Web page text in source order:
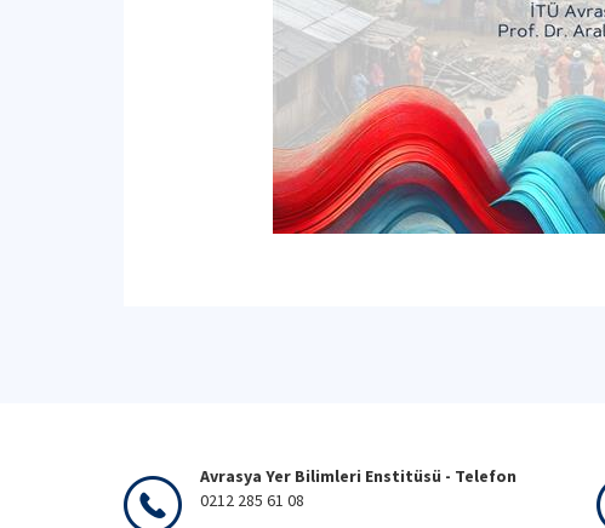
Avrasya Yer Bilimleri Enstitüsü - Telefon
0212 285 61 08